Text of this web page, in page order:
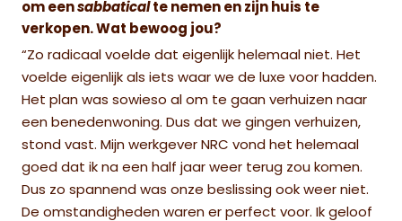
om een sabbaticalte nemen en zijn huis te
verkopen. Wat bewoog jou?
“Zo radicaal voelde dat eigenlijk helemaal niet. Het
voelde eigenlijk als iets waar we de luxe voor hadden.
Het plan was sowieso al om te gaan verhuizen naar
een benedenwoning. Dus dat we gingen verhuizen,
stond vast. Mijn werkgever NRC vond het helemaal
goed dat ik na een half jaar weer terug zou komen.
Dus zo spannend was onze beslissing ook weer niet.
De omstandigheden waren er perfect voor. Ik geloof